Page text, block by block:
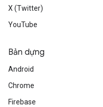
X (Twitter)
YouTube
Bản dựng
Android
Chrome
Firebase